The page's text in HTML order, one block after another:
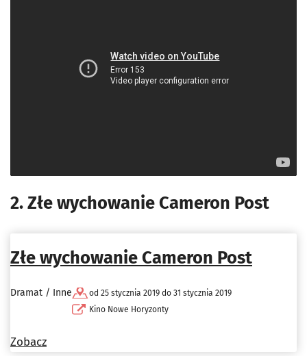
2. Złe wychowanie Cameron Post
Złe wychowanie Cameron Post
Dramat / Inne
od 25 stycznia 2019 do 31 stycznia 2019
Kino Nowe Horyzonty
Zobacz